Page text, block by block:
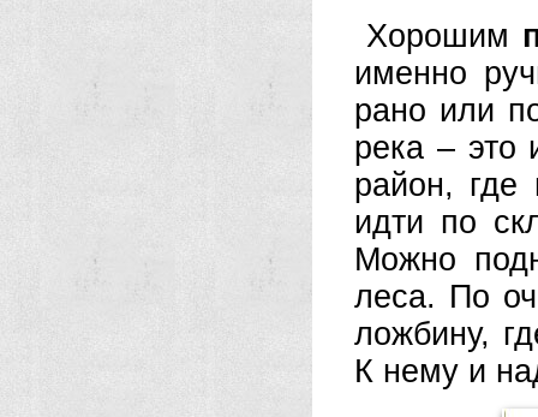
Хорошим
именно
рано или
река – это
район, где
идти по
Можно
леса. По
ложбину,
К нему и